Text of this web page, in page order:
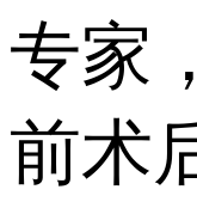
专家
前术